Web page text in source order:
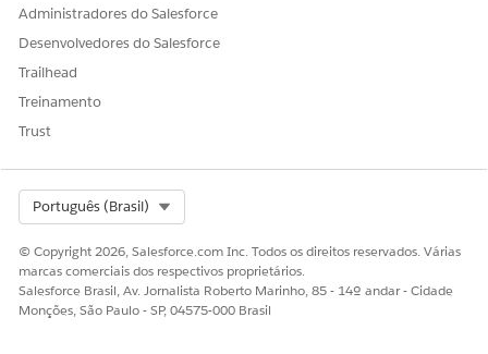
Administradores do Salesforce
Desenvolvedores do Salesforce
Trailhead
Treinamento
Trust
Português (Brasil)
© Copyright 2026, Salesforce.com Inc. Todos os direitos reservados. Várias
marcas comerciais dos respectivos proprietários.
Salesforce Brasil, Av. Jornalista Roberto Marinho, 85 - 14º andar - Cidade
Monções, São Paulo - SP, 04575-000 Brasil